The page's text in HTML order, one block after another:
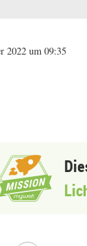
2022 um 09:35